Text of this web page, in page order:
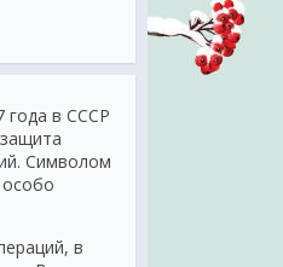
года в СССР
Символом
в